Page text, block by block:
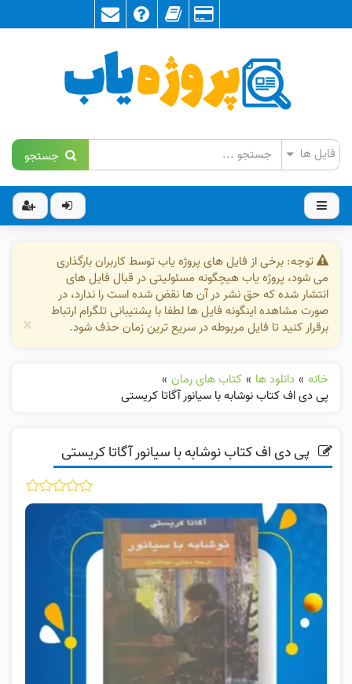
جستجو
توجه: برخی از فایل های پروژه یاب توسط کاربران بارگذاری
می شود، پروژه یاب هیچگونه مسئولیتی در قبال فایل های
انتشار شده که حق نشر در آن ها نقض شده است را ندارد، در
صورت مشاهده اینگونه فایل ها لطفا با پشتیبانی تلگرام ارتباط
برقرار کنید تا فایل مربوطه در سریع ترین زمان حذف شود.
×
خانه » دانلود ها » کتاب های رمان »
پی دی اف کتاب نوشابه با سیانور آگاتا کریستی
پی دی اف کتاب نوشابه با سیانور آگاتا کریستی